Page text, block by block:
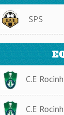
SPS
C.E
C.E